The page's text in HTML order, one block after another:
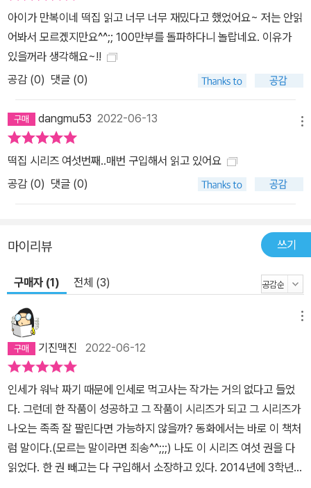
아이가 만복이네 떡집 읽고 너무 너무 재밌다고 했었어요~ 저는 안읽
어봐서 모르겠지만요^^;; 100만부를 돌파하다니 놀랍네요. 이유가
있을꺼라 생각해요~!!
공감 (0) 댓글 (0)
dangmu53 2022-06-13
떡집 시리즈 여섯번째..매번 구입해서 읽고 있어요
공감 (0) 댓글 (0)
마이리뷰 쓰기
구매자 (1) 전체 (3)
기진맥진 2022-06-12
인세가 워낙 짜기 때문에 인세로 먹고사는 작가는 거의 없다고 들었
다. 그런데 한 작품이 성공하고 그 작품이 시리즈가 되고 그 시리즈가
나오는 족족 잘 팔린다면 가능하지 않을까? 동화에서는 바로 이 책처
럼 말이다.(모르는 말이라면 죄송^^;;;) 나도 이 시리즈 여섯 권을 다
읽었다. 한 권 빼고는 다 구입해서 소장하고 있다. 2014년에 3학년